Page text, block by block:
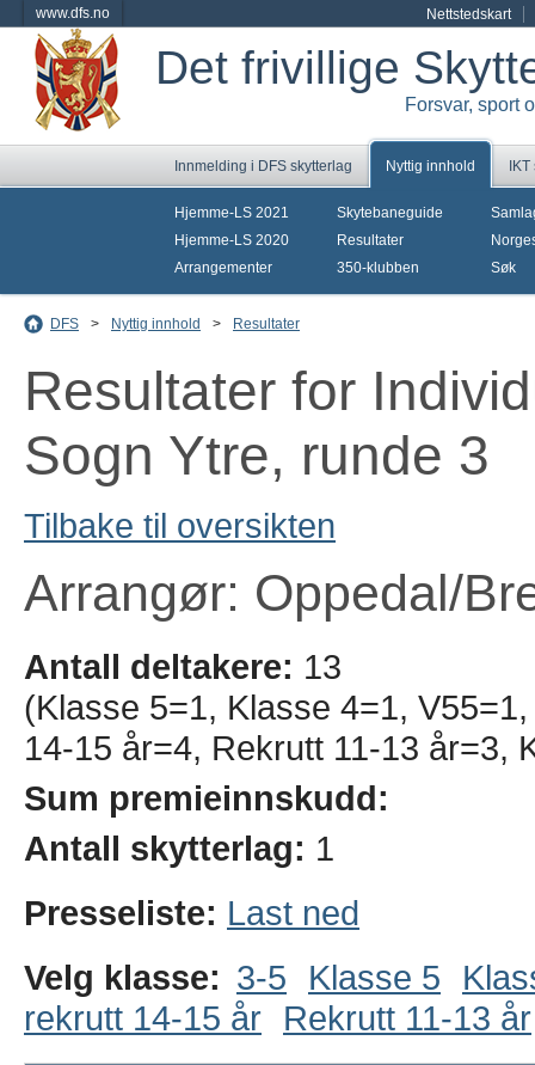
www.dfs.no Nettstedskart
Det frivillige
Forsvar, sport
Innmelding i DFS skytterlag Nyttig innhold
Hjemme-LS 2021
Hjemme-LS 2020
Arrangementer
Skytebaneguide
Resultater
350-klubben
Søk
DFS > Nyttig innhold > Resultater
Resultater for
Sogn Ytre, runde 3
Tilbake til oversikten
Arrangør: Oppedal/
Antall deltakere: 13
(Klasse 5=1, Klasse 4=1,
14-15 år=4, Rekrutt 11-13 år=3,
Sum premieinnskudd:
Antall skytterlag: 1
Presseliste: Last ned
Velg klasse: 3-5 Klasse 5
rekrutt 14-15 år
Rekrutt 11-13 år